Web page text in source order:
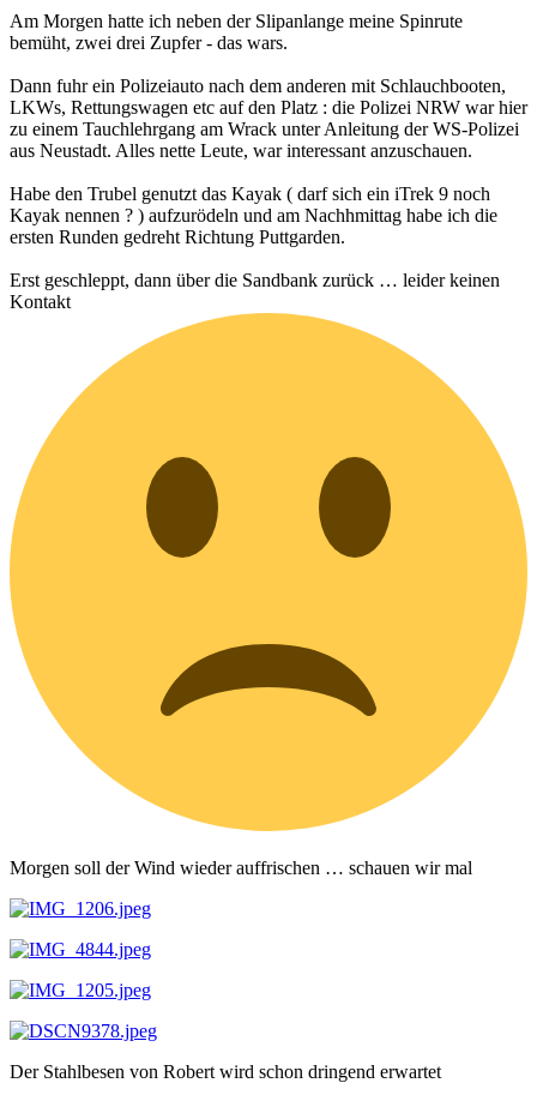
Am Morgen hatte ich neben der Slipanlange meine Spinrute
bemüht, zwei drei Zupfer - das wars.
Dann fuhr ein Polizeiauto nach dem anderen mit Schlauchbooten,
LKWs, Rettungswagen etc auf den Platz : die Polizei NRW war hier
zu einem Tauchlehrgang am Wrack unter Anleitung der WS-Polizei
aus Neustadt. Alles nette Leute, war interessant anzuschauen.
Habe den Trubel genutzt das Kayak ( darf sich ein iTrek 9 noch
Kayak nennen ? ) aufzurödeln und am Nachhmittag habe ich die
ersten Runden gedreht Richtung Puttgarden.
Erst geschleppt, dann über die Sandbank zurück … leider keinen
Kontakt
Morgen soll der Wind wieder auffrischen … schauen wir mal
Der Stahlbesen von Robert wird schon dringend erwartet